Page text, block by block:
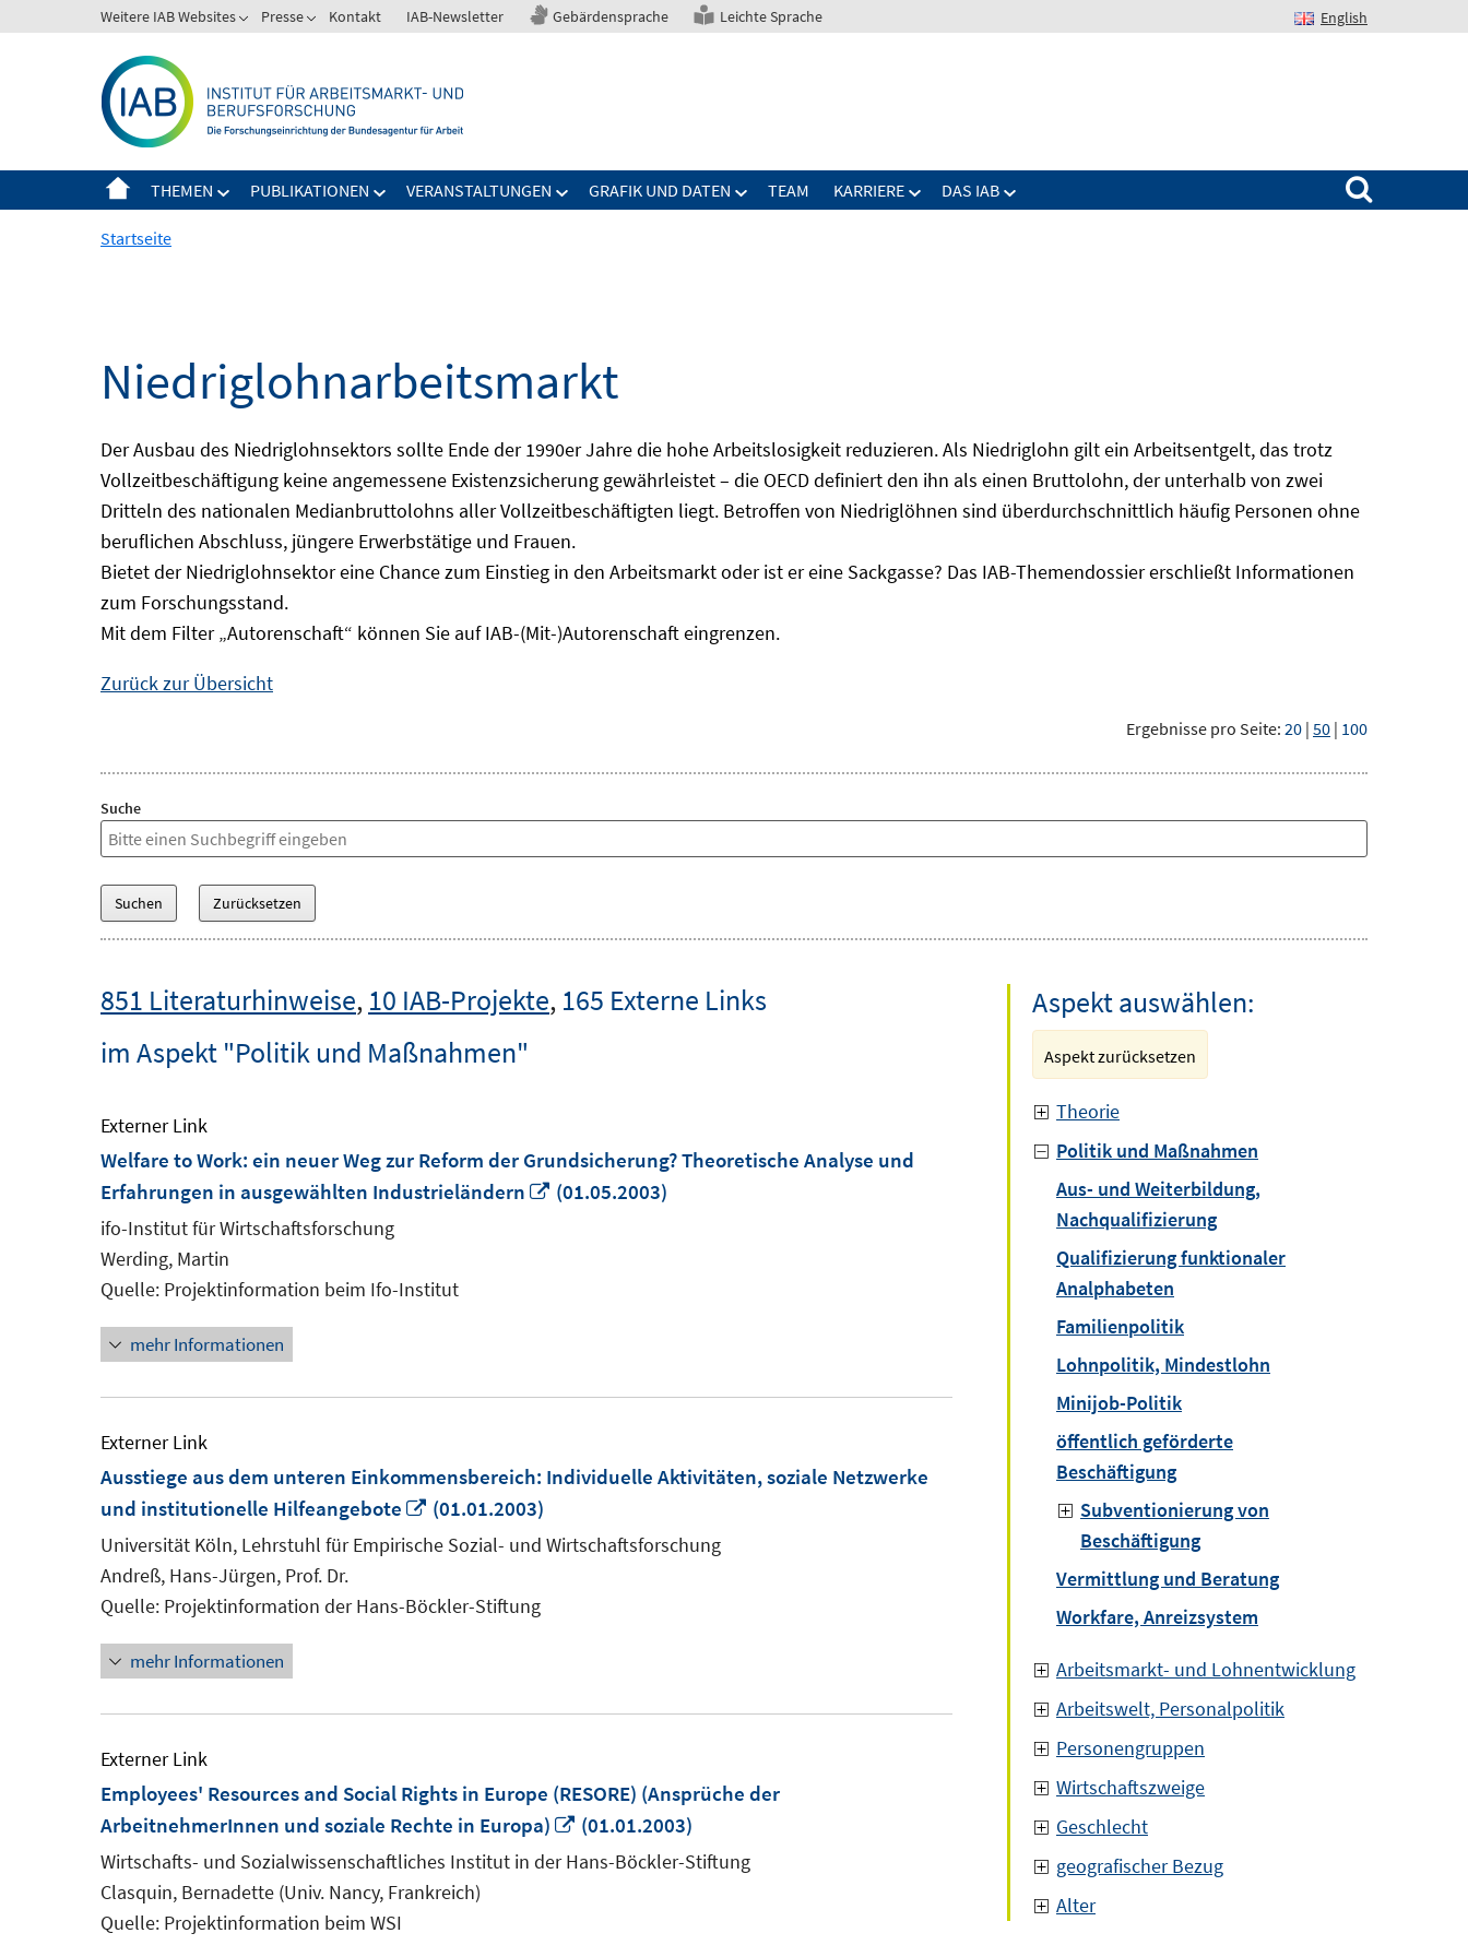
zum
Weitere IAB Websites Presse Kontakt IAB-Newsletter Gebärdensprache Leichte Sprache English
THEMEN PUBLIKATIONEN VERANSTALTUNGEN GRAFIK UND DATEN TEAM KARRIERE DAS IAB
Suchen nach:
Startseite
Niedriglohnarbeitsmarkt
Der Ausbau des Niedriglohnsektors sollte Ende der 1990er Jahre die hohe Arbeitslosigkeit reduzieren. Als Niedriglohn gilt ein Arbeitsentgelt, das trotz
Vollzeitbeschäftigung keine angemessene Existenzsicherung gewährleistet – die OECD definiert den ihn als einen Bruttolohn, der unterhalb von zwei
Dritteln des nationalen Medianbruttolohns aller Vollzeitbeschäftigten liegt. Betroffen von Niedriglöhnen sind überdurchschnittlich häufig Personen ohne
beruflichen Abschluss, jüngere Erwerbstätige und Frauen.
Bietet der Niedriglohnsektor eine Chance zum Einstieg in den Arbeitsmarkt oder ist er eine Sackgasse? Das IAB-Themendossier erschließt Informationen
zum Forschungsstand.
Mit dem Filter „Autorenschaft“ können Sie auf IAB-(Mit-)Autorenschaft eingrenzen.
Zurück zur Übersicht
Ergebnisse pro Seite: 20 | 50 | 100
Suche
851 Literaturhinweise, 10 IAB-Projekte, 165 Externe Links
im Aspekt "Politik und Maßnahmen"
Externer Link
Welfare to Work: ein neuer Weg zur Reform der Grundsicherung? Theoretische Analyse und
Erfahrungen in ausgewählten Industrieländern
In
(01.05.2003)
ifo-Institut für Wirtschaftsforschung
Werding, Martin
Quelle: Projektinformation beim Ifo-Institut
mehr Informationen
Externer Link
Ausstiege aus dem unteren Einkommensbereich: Individuelle Aktivitäten, soziale Netzwerke
und institutionelle Hilfeangebote
In
neuem
öffnen
(01.01.2003)
Universität Köln, Lehrstuhl für Empirische Sozial- und Wirtschaftsforschung
Andreß, Hans-Jürgen, Prof. Dr.
Quelle: Projektinformation der Hans-Böckler-Stiftung
mehr Informationen
Externer Link
Employees' Resources and Social Rights in Europe (RESORE) (Ansprüche der
ArbeitnehmerInnen und soziale Rechte in Europa)
In
neuem
(01.01.2003)
Wirtschafts- und Sozialwissenschaftliches Institut in der Hans-Böckler-Stiftung
Clasquin, Bernadette (Univ. Nancy, Frankreich)
Quelle: Projektinformation beim WSI
Aspekt auswählen:
Aspekt zurücksetzen
Theorie
Politik und Maßnahmen
Aus- und Weiterbildung,
Nachqualifizierung
Qualifizierung funktionaler
Analphabeten
Familienpolitik
Lohnpolitik, Mindestlohn
Minijob-Politik
öffentlich geförderte
Beschäftigung
Subventionierung von
Beschäftigung
Vermittlung und Beratung
Workfare, Anreizsystem
Arbeitsmarkt- und Lohnentwicklung
Arbeitswelt, Personalpolitik
Personengruppen
Wirtschaftszweige
Geschlecht
geografischer Bezug
Alter